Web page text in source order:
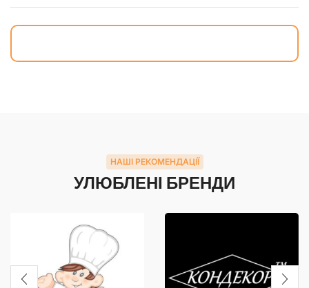
НАШІ РЕКОМЕНДАЦІЇ
УЛЮБЛЕНІ БРЕНДИ